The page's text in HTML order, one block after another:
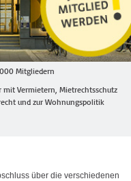
Mitgliedern
Vermietern, Mietrechtsschutz
und zur Wohnungspolitik
über die verschiedenen